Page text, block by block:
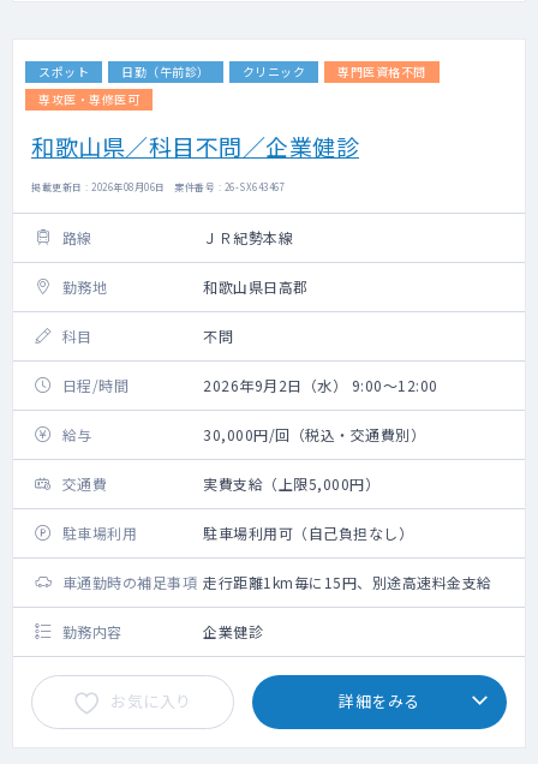
スポット 日勤（午前診） クリニック
専門医資格不問
専攻医・専修医可
和歌山県／科目不問／企業健診
掲載更新日 : 2026年08月06日 案件番号 : 26-SX643467
路線 ＪＲ紀勢本線
勤務地 和歌山県日高郡
科目 不問
日程/時間 2026年9月2日（水） 9:00～12:00
給与 30,000円/回（税込・交通費別）
交通費 実費支給（上限5,000円）
駐車場利用 駐車場利用可（自己負担なし）
車通勤時の補足事項 走行距離1km毎に15円、別途高速料金支給
勤務内容 企業健診
お気に入り 詳細をみる